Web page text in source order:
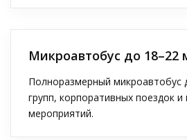
Микроавтобус до 18–22
Полноразмерный микроавтобус
групп, корпоративных поездок и
мероприятий.